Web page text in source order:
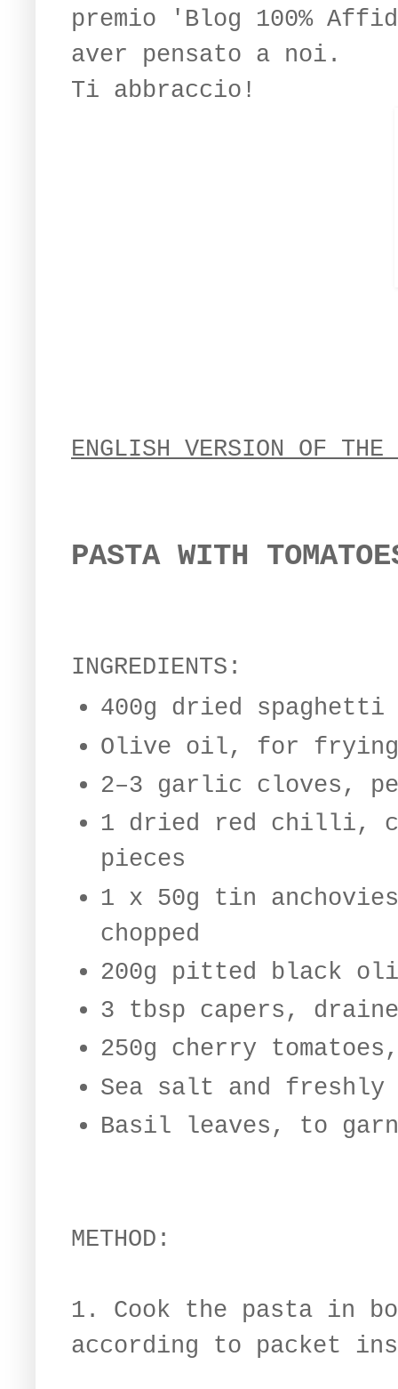
premio 'Blog 100%
aver pensato a noi.
Ti abbraccio!
ENGLISH VERSION OF THE
PASTA WITH
INGREDIENTS:
400g dried
Olive oil, for frying
2–3 garlic cloves,
1 dried red chilli,
pieces
1 x 50g tin
chopped
200g pitted black
3 tbsp capers,
250g cherry
Sea salt and freshly
Basil leaves, to
METHOD:
1. Cook the pasta in
according to packet